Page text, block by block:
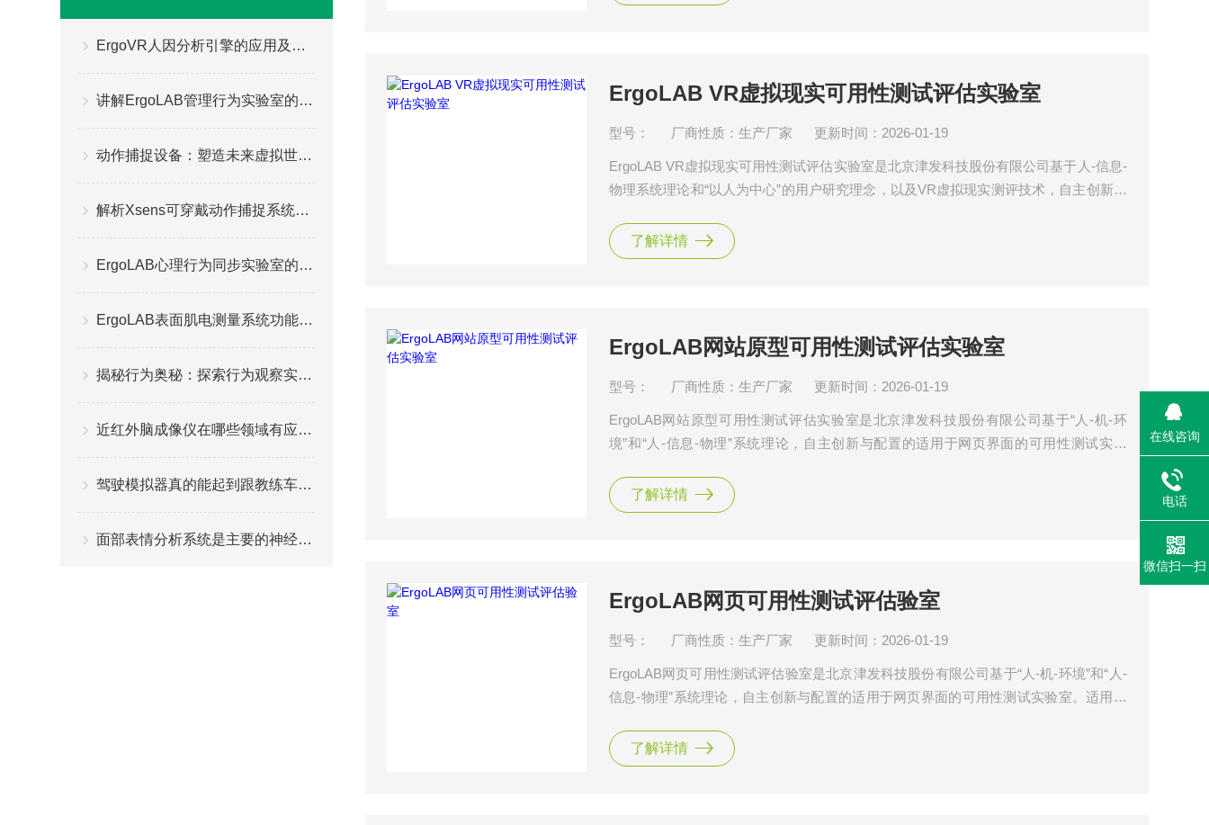
ErgoVR人因分析引擎的应用及说明
讲解ErgoLAB管理行为实验室的建设方案
动作捕捉设备：塑造未来虚拟世界的核心力量
解析Xsens可穿戴动作捕捉系统的功能应用
ErgoLAB心理行为同步实验室的系统组成
ErgoLAB表面肌电测量系统功能特点
揭秘行为奥秘：探索行为观察实验室的无限可能
近红外脑成像仪在哪些领域有应用？
驾驶模拟器真的能起到跟教练车一样的效果吗?
面部表情分析系统是主要的神经行为测试工具之一
ErgoLAB VR虚拟现实可用性测试评估实验室
型号： 厂商性质：生产厂家 更新时间：2026-01-19
ErgoLAB VR虚拟现实可用性测试评估实验室是北京津发科技股份有限公司基于人-信息-
物理系统理论和“以人为中心”的用户研究理念，以及VR虚拟现实测评技术，自主创新与
用性测试与评价，在VR虚拟现实三维可视化场景中实时显示产品设计与人机交互反馈效
果，并能够同步采集多维度人因与人机交互数据，综合评价和验证产品可用性。
了解详情
ErgoLAB网站原型可用性测试评估实验室
型号： 厂商性质：生产厂家 更新时间：2026-01-19
ErgoLAB网站原型可用性测试评估实验室是北京津发科技股份有限公司基于“人-机-环
境”和“人-信息-物理”系统理论，自主创新与配置的适用于网页界面的可用性测试实验
评审和产品投产阶段提供改进方案、产品销售疲软期找出问题症结。实验室广泛应用于
网页端的人机界面设计、网页端的产品与广告营销、网页产品可用性测试等。
了解详情
ErgoLAB网页可用性测试评估验室
型号： 厂商性质：生产厂家 更新时间：2026-01-19
ErgoLAB网页可用性测试评估验室是北京津发科技股份有限公司基于“人-机-环境”和“人-
信息-物理”系统理论，自主创新与配置的适用于网页界面的可用性测试实验室。适用于
投产阶段提供改进方案、产品销售疲软期找出问题症结。实验室广泛应用于网页端的人
机界面设计、网页端的产品与广告营销、网页产品可用性测试等。
了解详情
在线咨询
电话
微信扫一扫